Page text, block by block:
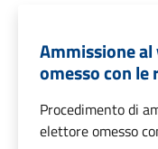
Ammissione
omesso con le
Procedimento di
elettore omesso